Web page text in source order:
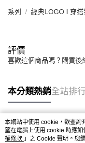
系列 經典LOGO I 穿搭
評價
喜歡這個商品嗎？購買後
本分類熱銷全站排行
熱門標籤
本網站中使用 cookie，欲查詢
望在電腦上使用 cookie 時應
權條款 」之 Cookie 聲明。您